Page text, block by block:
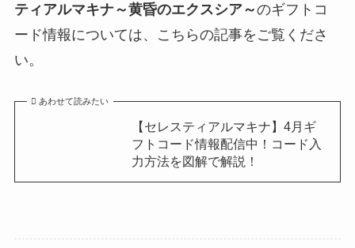
ティアルマキナ～黄昏のエクスシア～のギフトコ
ード情報については、こちらの記事をご覧くださ
い。
あわせて読みたい
【セレスティアルマキナ】4月ギ
フトコード情報配信中！コード入
力方法を図解で解説！